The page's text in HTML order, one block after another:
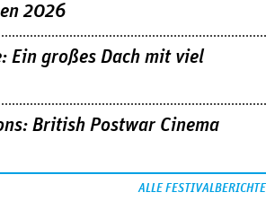
2026
Ein großes Dach mit viel
British Postwar Cinema
ALLE FESTIVALBERICHTE